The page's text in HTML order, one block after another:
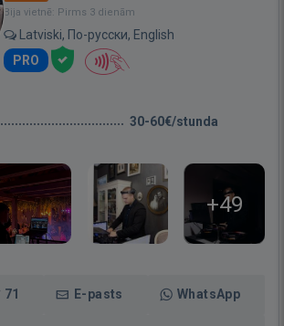
Bija vietnē: Pirms 3 dienām
Latviski, По-русски, English
PRO
30-60€/stunda
+49
E-pasts WhatsApp